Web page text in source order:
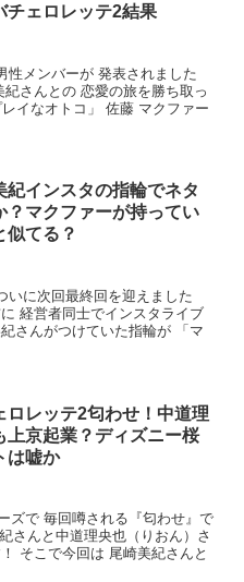
チェロレッテ2結果
性メンバーが 発表されました
さんとの 恋愛の旅を勝ち取っ
イなオトコ」 佐藤 マクファー
紀インスタの指輪でネタ
？マクファーが持ってい
似てる？
いに次回最終回を迎えました
経営者同士でインスタライブ
さんがつけていた指輪が 「マ
ロレッテ2匂わせ！中道理
上京起業？ディズニー桜
は嘘か
ズで 毎回噂される『匂わせ』で
さんと中道理央也（りおん）さ
そこで今回は 尾崎美紀さんと